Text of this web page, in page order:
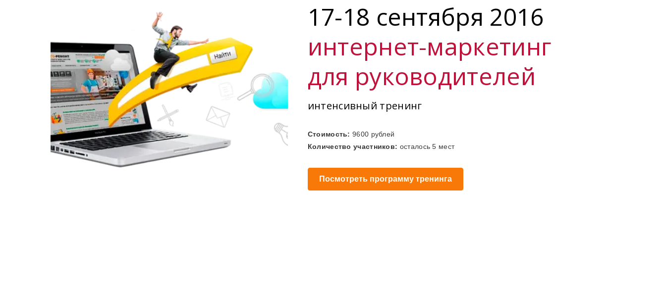
17-18 сентября 2016
интернет-маркетинг
для руководителей
интенсивный тренинг
Стоимость: 9600 рублей
Количество участников: осталось 5 мест
Посмотреть программу тренинга